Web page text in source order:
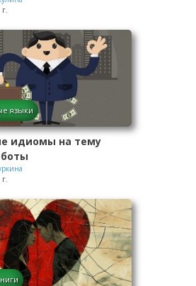
языки
идиомы на тему